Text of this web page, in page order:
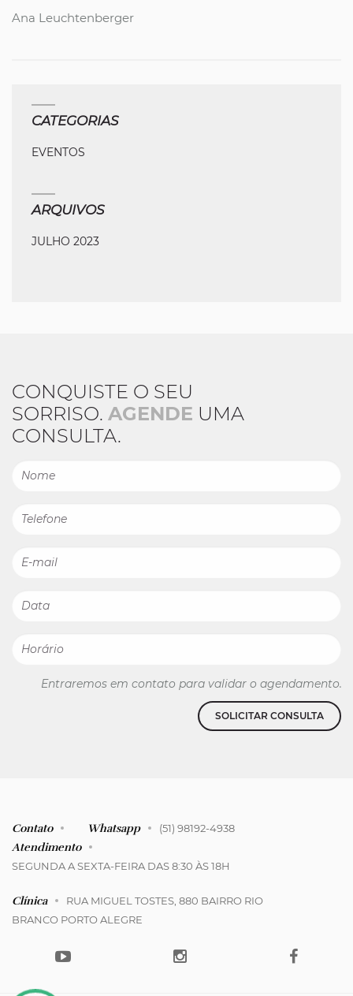
Ana Leuchtenberger
CATEGORIAS
EVENTOS
ARQUIVOS
JULHO 2023
CONQUISTE O SEU
SORRISO. AGENDE UMA
CONSULTA.
Entraremos em contato para validar o agendamento.
SOLICITAR CONSULTA
Contato Whatsapp (51) 98192-4938
Atendimento
SEGUNDA A SEXTA-FEIRA DAS 8:30 ÀS 18H
Clínica
RUA MIGUEL TOSTES, 880 BAIRRO RIO
BRANCO PORTO ALEGRE